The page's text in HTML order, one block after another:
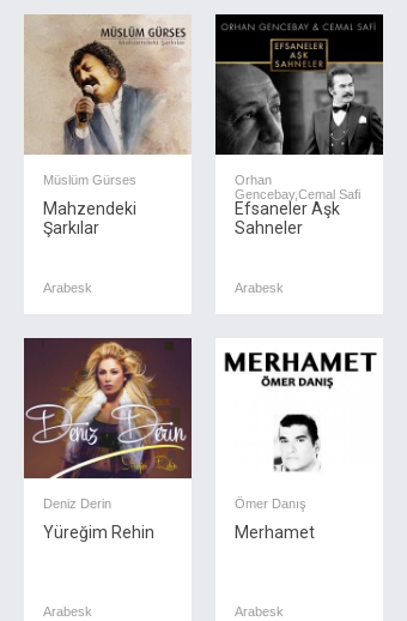
Müslüm Gürses
Mahzendeki
Şarkılar
Arabesk
Orhan
Gencebay,Cemal Safi
Efsaneler Aşk
Sahneler
Arabesk
Deniz Derin
Yüreğim Rehin
Arabesk
Ömer Danış
Merhamet
Arabesk